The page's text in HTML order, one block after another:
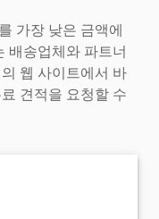
가장 낮은 금액에
배송업체와 파트너
웹 사이트에서 바
견적을 요청할 수